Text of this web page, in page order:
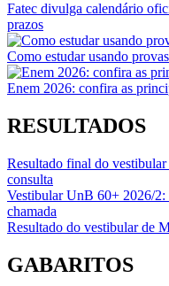
Fatec divulga calendário
prazos
Como estudar usando
Enem 2026: confira as
RESULTADOS
Resultado final do
consulta
Vestibular UnB 60+ 2026/2:
chamada
Resultado do vestibular de
GABARITOS